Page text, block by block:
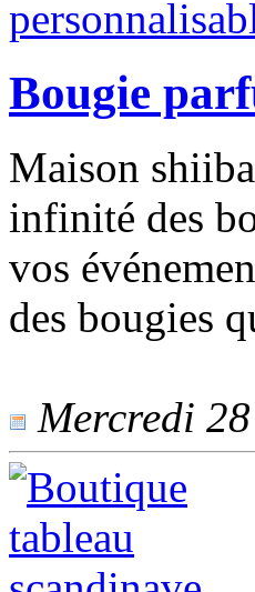
Bougie
Maison
infinité des
vos
des bougies
Mercredi